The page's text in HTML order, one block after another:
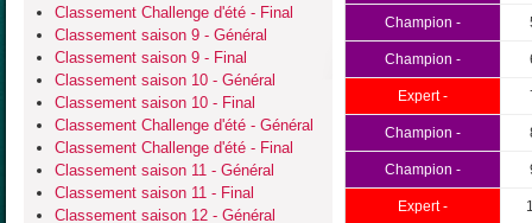
Classement Challenge d'été - Final
Classement saison 9 - Général
Classement saison 9 - Final
Classement saison 10 - Général
Classement saison 10 - Final
Classement Challenge d'été - Général
Classement Challenge d'été - Final
Classement saison 11 - Général
Classement saison 11 - Final
Classement saison 12 - Général
Champion -
Champion -
Expert -
Champion -
Champion -
Expert -